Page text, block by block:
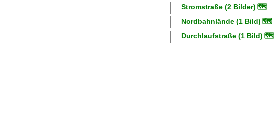
Stromstraße (2 Bilder) 🗺
Nordbahnlände (1 Bild) 🗺
Durchlaufstraße (1 Bild) 🗺